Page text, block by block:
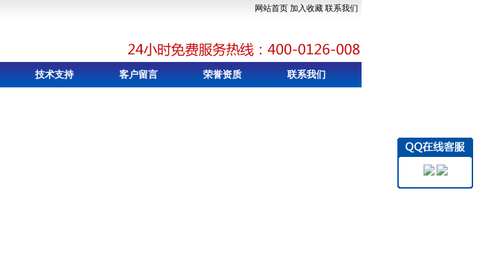
网站首页 加入收藏 联系我们
技术支持 客户留言 荣誉资质 联系我们